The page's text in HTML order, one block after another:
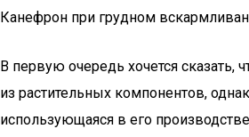
Канефрон при грудном
В первую очередь хочется сказать,
из растительных компонентов,
использующаяся в его